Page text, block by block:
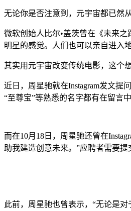
无论你是否注意到，元宇宙都已然
微软创始人比尔•盖茨曾在《未来
明星的感觉。人们也可以亲自进入
其实用元宇宙改变传统电影，这个
近日，周星驰就在Instagram发文提
“至尊宝”等熟悉的名字都有在留言中
而在10月18日，周星驰还曾在
助我建造创意未来。”应聘者需要提
此前，周星驰也曾表示，“无论是